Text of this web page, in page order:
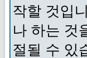
작할 것입
나 하는 것
절될 수 있